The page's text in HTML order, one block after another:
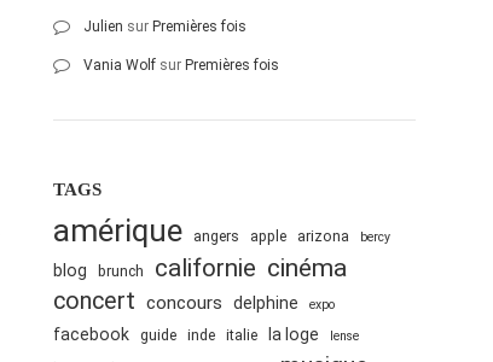
Julien sur Premières fois
Vania Wolf sur Premières fois
TAGS
amérique angers apple arizona bercy
blog brunch californie cinéma
concert concours delphine expo
facebook guide inde italie la loge lense